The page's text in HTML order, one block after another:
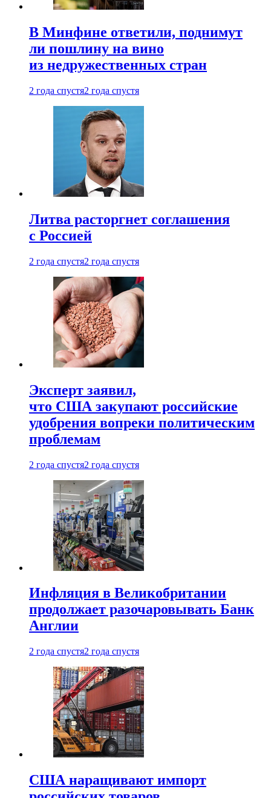
В Минфине ответили, поднимут
ли пошлину на вино
из недружественных стран
2 года спустя2 года спустя
Литва расторгнет соглашения
с Россией
2 года спустя2 года спустя
Эксперт заявил,
что США закупают российские
удобрения вопреки политическим
проблемам
2 года спустя2 года спустя
Инфляция в Великобритании
продолжает разочаровывать Банк
Англии
2 года спустя2 года спустя
США наращивают импорт